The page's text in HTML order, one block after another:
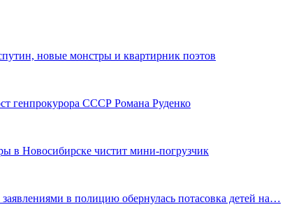
новые монстры и квартирник поэтов
генпрокурора СССР Романа Руденко
в Новосибирске чистит мини-погрузчик
в полицию обернулась потасовка детей на…